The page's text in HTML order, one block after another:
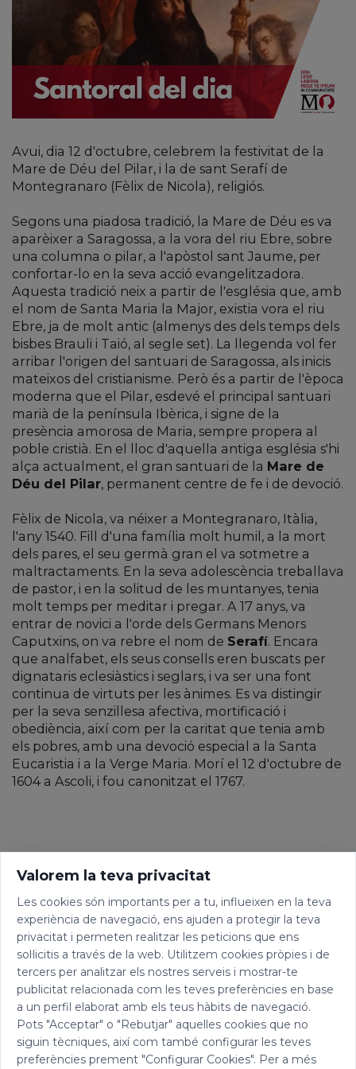
Avui, dia 12 d'octubre, celebrem la festivitat de la
Mare de Déu del Pilar, i la de sant Serafí de
Montegranaro (Fèlix de Nicola), religiós.
Segons una piadosa tradició, la Mare de Déu es va
aparèixer a Saragossa, a la vora del riu Ebre, sobre
una columna o pilar, a l'apòstol sant Jaume, per
confortar-lo en la seva acció evangelitzadora.
Aquesta tradició neix a partir de l'església que, amb
el nom de Santa Maria la Major, existia vora el riu
Ebre, ja de molt antic (almenys des dels temps dels
bisbes Brauli i Taió, al segle set). La llegenda vol fer
arribar l'origen del santuari de Saragossa, als inicis
mateixos del cristianisme. Però és a partir de l'època
moderna que el Pilar, esdevé el principal santuari
marià de la península Ibèrica, i signe de la
presència amorosa de Maria, sempre propera al
poble cristià. En el lloc d'aquella antiga església s'hi
alça actualment, el gran santuari de la Mare de
Déu del Pilar, permanent centre de fe i de devoció.
Fèlix de Nicola, va néixer a Montegranaro, Itàlia,
l'any 1540. Fill d'una família molt humil, a la mort
dels pares, el seu germà gran el va sotmetre a
maltractaments. En la seva adolescència treballava
de pastor, i en la solitud de les muntanyes, tenia
molt temps per meditar i pregar. A 17 anys, va
entrar de novici a l'orde dels Germans Menors
Caputxins, on va rebre el nom de Serafí. Encara
que analfabet, els seus consells eren buscats per
dignataris eclesiàstics i seglars, i va ser una font
continua de virtuts per les ànimes. Es va distingir
per la seva senzillesa afectiva, mortificació i
obediència, així com per la caritat que tenia amb
els pobres, amb una devoció especial a la Santa
Eucaristia i a la Verge Maria. Morí el 12 d'octubre de
1604 a Ascoli, i fou canonitzat el 1767.
Valorem la teva privacitat
Les cookies són importants per a tu, influeixen en la teva
experiència de navegació, ens ajuden a protegir la teva
privacitat i permeten realitzar les peticions que ens
sol·licitis a través de la web. Utilitzem cookies pròpies i de
tercers per analitzar els nostres serveis i mostrar-te
publicitat relacionada com les teves preferències en base
a un perfil elaborat amb els teus hàbits de navegació.
Pots "Acceptar" o "Rebutjar" aquelles cookies que no
siguin tècniques, així com també configurar les teves
preferències prement "Configurar Cookies". Per a més